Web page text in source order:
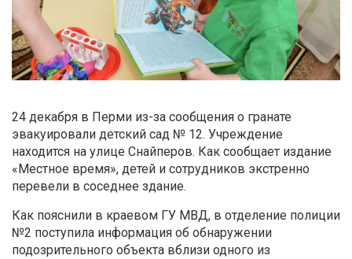
24 декабря в Перми из-за сообщения о гранате
эвакуировали детский сад № 12. Учреждение
находится на улице Снайперов. Как сообщает издание
«Местное время», детей и сотрудников экстренно
перевели в соседнее здание.
Как пояснили в краевом ГУ МВД, в отделение полиции
№2 поступила информация об обнаружении
подозрительного объекта вблизи одного из